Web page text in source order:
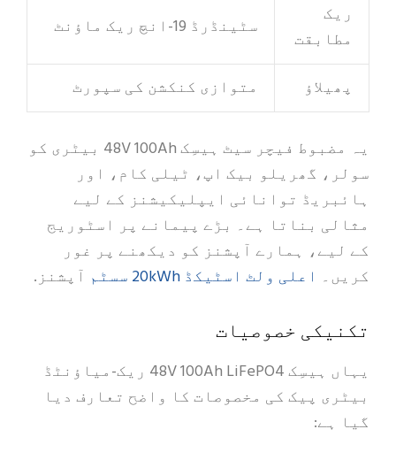
ریک
مطابقت
سٹینڈرڈ 19-انچ ریک ماؤنٹ
پھیلاؤ متوازی کنکشن کی سپورٹ
یہ مضبوط فیچر سیٹ ہیسِک 48V 100Ah بیٹری کو
سولر، گھریلو بیک اپ، ٹیلی کام، اور
ہائبریڈ توانائی ایپلیکیشنز کے لیے
مثالی بناتا ہے۔ بڑے پیمانے پر اسٹوریج
کے لیے، ہمارے آپشنز کو دیکھنے پر غور
کریں۔ اعلی ولٹ اسٹیکڈ 20kWh سسٹم آپشنز.
تکنیکی خصوصیات
یہاں ہیسِک 48V 100Ah LiFePO4 ریک-میاؤنٹڈ
بیٹری پیک کی مخصوصات کا واضح تعارف دیا
گیا ہے: